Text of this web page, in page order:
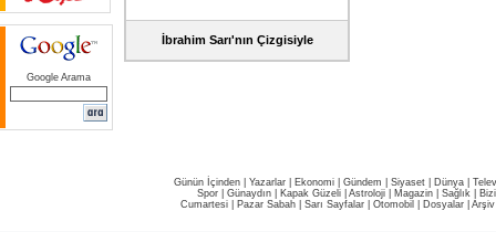
Google Arama
İbrahim Sarı'nın Çizgisiyle
Günün İçinden Yazarlar Ekonomi Gündem Siyaset Dünya |
Spor
Günaydın Kapak Güzeli Astroloji Magazin Sağlık
Cumartesi
Pazar Sabah Sarı Sayfalar Otomobil Dosyalar Arşiv